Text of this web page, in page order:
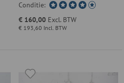
Conditie:
€ 193,60 Incl. BTW
€ 160,00 Excl. BTW